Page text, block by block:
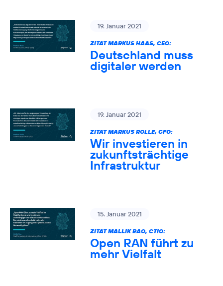
19. Januar 2021
ZITAT MARKUS HAAS, CEO:
Deutschland muss
digitaler werden
19. Januar 2021
ZITAT MARKUS ROLLE, CFO:
Wir investieren in
zukunftsträchtige
Infrastruktur
15. Januar 2021
ZITAT MALLIK RAO, CTIO:
Open RAN führt zu
mehr Vielfalt